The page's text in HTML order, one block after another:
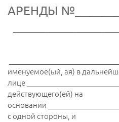
АРЕНДЫ
именуемое(ый, ая) в
лице
действующего(ей) на
основании
с одной стороны, и